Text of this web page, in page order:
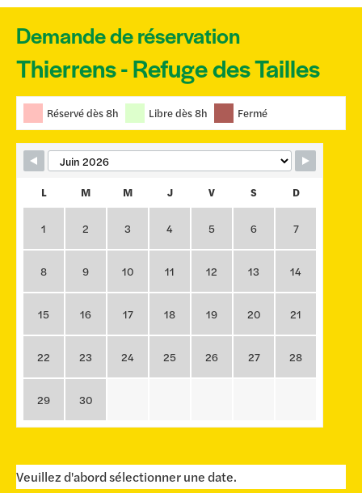
Demande de réservation
Skip Booking Form
Thierrens - Refuge des Tailles
Réservé dès 8h Libre dès 8h Fermé
L M M J V S D
1 2 3 4 5 6 7
8 9 10 11 12 13 14
15 16 17 18 19 20 21
22 23 24 25 26 27 28
29 30
Veuillez d'abord sélectionner une date.